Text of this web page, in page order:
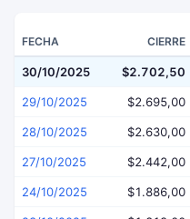
FECHA CIERRE
30/10/2025 $2.702,50
29/10/2025 $2.695,00
28/10/2025 $2.630,00
27/10/2025 $2.442,00
24/10/2025 $1.886,00